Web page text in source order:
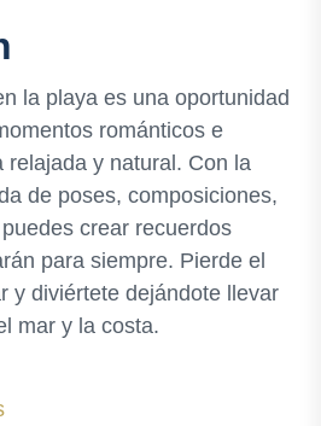
la playa es una oportunidad
románticos e
relajada y natural. Con la
de poses, composiciones,
crear recuerdos
para siempre. Pierde el
y diviértete dejándote llevar
mar y la costa.